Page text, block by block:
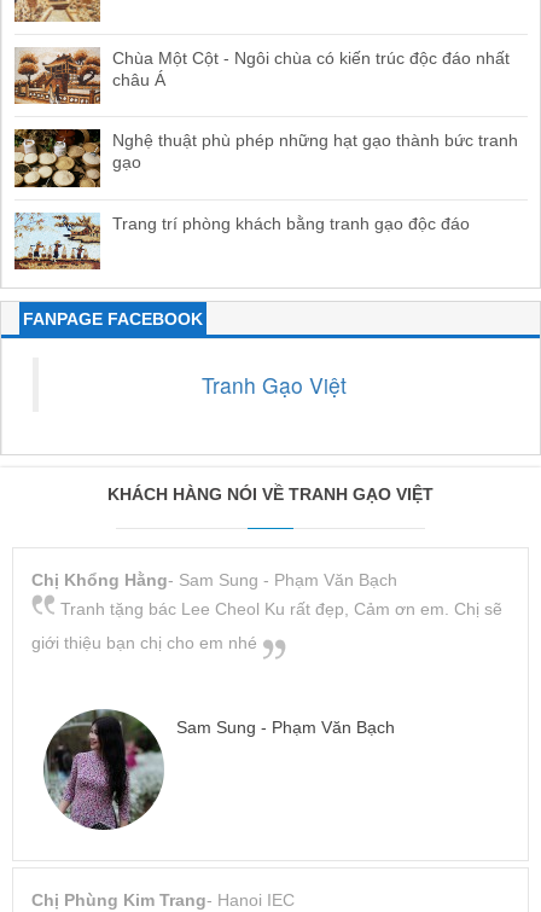
Chùa Một Cột - Ngôi chùa có kiến trúc độc đáo nhất
châu Á
Nghệ thuật phù phép những hạt gạo thành bức tranh
gạo
Trang trí phòng khách bằng tranh gạo độc đáo
FANPAGE FACEBOOK
Tranh Gạo Việt
KHÁCH HÀNG NÓI VỀ TRANH GẠO VIỆT
Chị Khổng Hằng- Sam Sung - Phạm Văn Bạch
Tranh tặng bác Lee Cheol Ku rất đẹp, Cảm ơn em. Chị sẽ
giới thiệu bạn chị cho em nhé
Sam Sung - Phạm Văn Bạch
Chị Phùng Kim Trang- Hanoi IEC